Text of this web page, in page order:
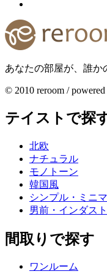
あなたの部屋が、誰か
© 2010 reroom /
テイストで探
北欧
ナチュラル
モノトーン
韓国風
シンプル・ミニ
男前・インダス
間取りで探す
ワンルーム